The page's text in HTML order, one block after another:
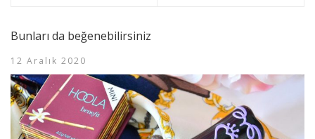
Bunları da beğenebilirsiniz
12 Aralık 2020